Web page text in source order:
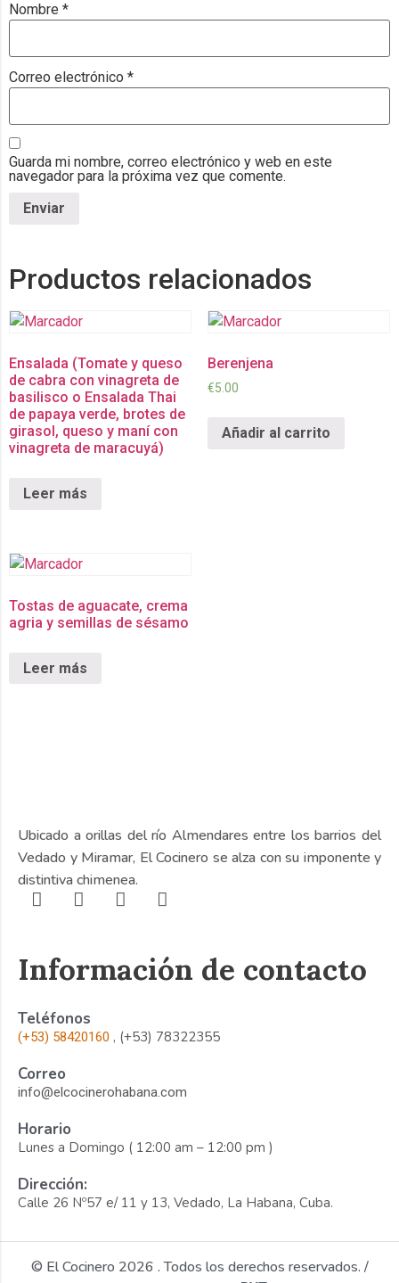
Nombre *
Correo electrónico *
Guarda mi nombre, correo electrónico y web en este
navegador para la próxima vez que comente.
Productos relacionados
Ensalada (Tomate y queso
de cabra con vinagreta de
basilisco o Ensalada Thai
de papaya verde, brotes de
girasol, queso y maní con
vinagreta de maracuyá)
Leer más
Berenjena
€5.00
Añadir al carrito
Tostas de aguacate, crema
agria y semillas de sésamo
Leer más
Ubicado a orillas del río Almendares entre los barrios del
Vedado y Miramar, El Cocinero se alza con su imponente y
distintiva chimenea.
Información de contacto
Teléfonos
(+53) 58420160 , (+53) 78322355
Correo
info@elcocinerohabana.com
Horario
Lunes a Domingo ( 12:00 am – 12:00 pm )
Dirección:
Calle 26 Nº57 e/ 11 y 13, Vedado, La Habana, Cuba.
© El Cocinero 2026 . Todos los derechos reservados. /